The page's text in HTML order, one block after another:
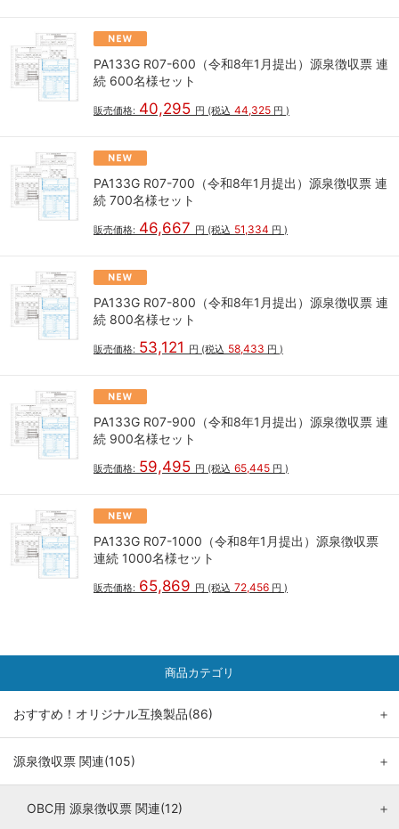
PA133G R07-600（令和8年1月提出）源泉徴収票 連
続 600名様セット
販売価格: 40,295 円 (税込 44,325 円 )
PA133G R07-700（令和8年1月提出）源泉徴収票 連
続 700名様セット
販売価格: 46,667 円 (税込 51,334 円 )
PA133G R07-800（令和8年1月提出）源泉徴収票 連
続 800名様セット
販売価格: 53,121 円 (税込 58,433 円 )
PA133G R07-900（令和8年1月提出）源泉徴収票 連
続 900名様セット
販売価格: 59,495 円 (税込 65,445 円 )
PA133G R07-1000（令和8年1月提出）源泉徴収票
連続 1000名様セット
販売価格: 65,869 円 (税込 72,456 円 )
商品カテゴリ
おすすめ！オリジナル互換製品(86) ＋
源泉徴収票 関連(105) ＋
OBC用 源泉徴収票 関連(12) ＋